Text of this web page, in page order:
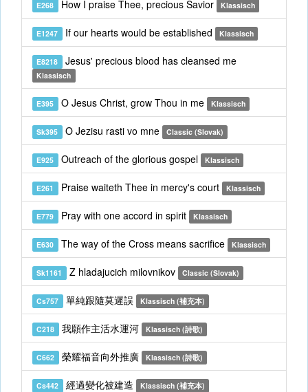
E268 How I praise Thee, precious Savior Klassisch
E1247 If our hearts would be established Klassisch
E8218 Jesus' precious blood has cleansed me
Klassisch
E395 O Jesus Christ, grow Thou in me Klassisch
Sk395 O Jezisu rasti vo mne Classic (Slovak)
E925 Outreach of the glorious gospel Klassisch
E261 Praise waiteth Thee in mercy's court Klassisch
E779 Pray with one accord in spirit Klassisch
E630 The way of the Cross means sacrifice Klassisch
Sk1161 Z hladajucich milovnikov Classic (Slovak)
Cs757 單純跟隨莫遲誤 Klassisch (補充本)
C218 我願作主活水運河 Klassisch (詩歌)
C662 榮耀福音向外推廣 Klassisch (詩歌)
Cs442 經過變化被建造 Klassisch (補充本)